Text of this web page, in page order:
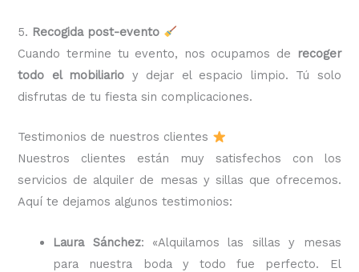
5. Recogida post-evento
Cuando termine tu evento, nos ocupamos de
recoger
todo el mobiliario y dejar el espacio limpio. Tú solo
disfrutas de tu fiesta sin complicaciones.
Testimonios de nuestros clientes
Nuestros clientes están muy satisfechos con los
servicios de alquiler de mesas y sillas que ofrecemos.
Aquí te dejamos algunos testimonios:
Laura Sánchez: «Alquilamos las sillas y mesas
para nuestra boda y todo fue perfecto. El